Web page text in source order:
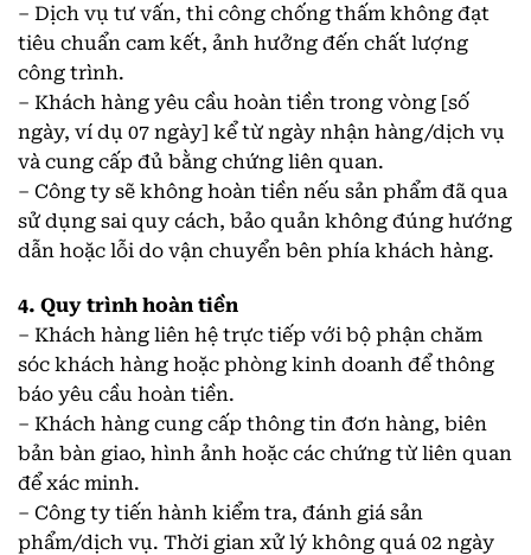
– Dịch vụ tư vấn, thi công chống thấm không đạt
tiêu chuẩn cam kết, ảnh hưởng đến chất lượng
công trình.
– Khách hàng yêu cầu hoàn tiền trong vòng [số
ngày, ví dụ 07 ngày] kể từ ngày nhận hàng/dịch vụ
và cung cấp đủ bằng chứng liên quan.
– Công ty sẽ không hoàn tiền nếu sản phẩm đã qua
sử dụng sai quy cách, bảo quản không đúng hướng
dẫn hoặc lỗi do vận chuyển bên phía khách hàng.
4. Quy trình hoàn tiền
– Khách hàng liên hệ trực tiếp với bộ phận chăm
sóc khách hàng hoặc phòng kinh doanh để thông
báo yêu cầu hoàn tiền.
– Khách hàng cung cấp thông tin đơn hàng, biên
bản bàn giao, hình ảnh hoặc các chứng từ liên quan
để xác minh.
– Công ty tiến hành kiểm tra, đánh giá sản
phẩm/dịch vụ. Thời gian xử lý không quá 02 ngày